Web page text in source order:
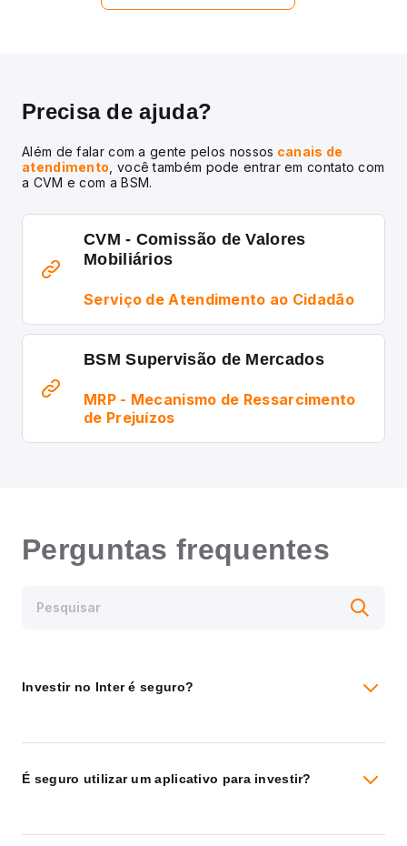
Precisa de ajuda?
Além de falar com a gente pelos nossos canais de
atendimento , você também pode entrar em contato com
a CVM e com a BSM.
CVM - Comissão de Valores
Mobiliários
Serviço de Atendimento ao Cidadão
BSM Supervisão de Mercados
MRP - Mecanismo de Ressarcimento
de Prejuízos
Perguntas frequentes
Investir no Inter é seguro?
É seguro utilizar um aplicativo para investir?